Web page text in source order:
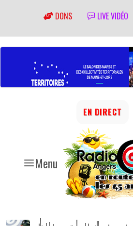
DONS LIVE VIDÉO
Menu
EN DIRECT